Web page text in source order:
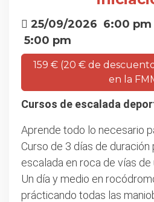
25/09/2026 6:00 pm
5:00 pm
159 € (20 € de
en la
Cursos de escalada
Aprende todo lo necesario
Curso de 3 días de duración
escalada en roca de vías de
Un día y medio en
prácticando todas las